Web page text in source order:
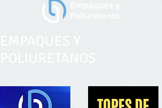
EMPAQUES Y
POLIURETANOS